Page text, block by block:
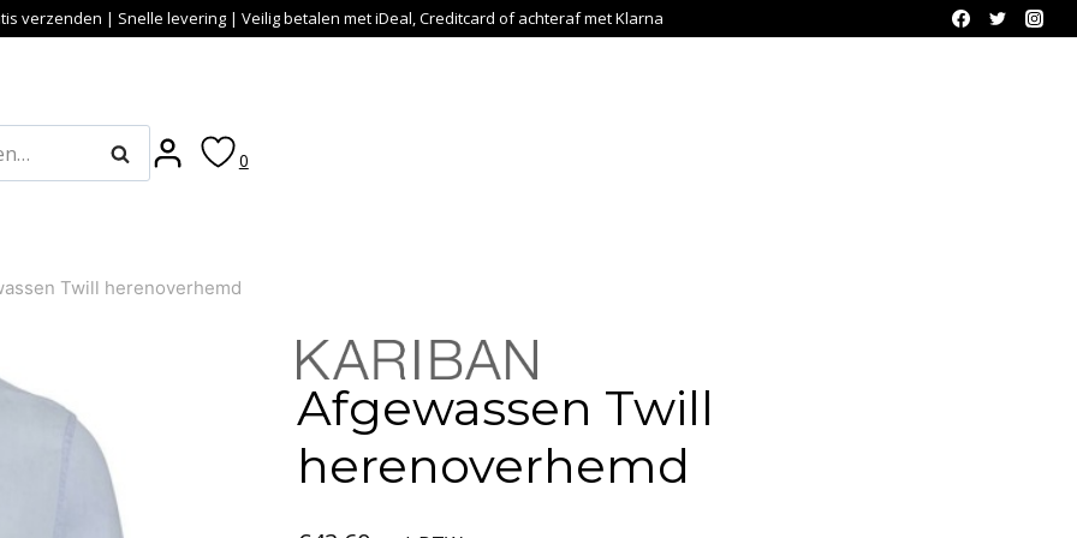
verzenden | Snelle levering | Veilig betalen met iDeal, Creditcard of achteraf met Klarna
Zoeken 0
Twill herenoverhemd
Afgewassen Twill
herenoverhemd